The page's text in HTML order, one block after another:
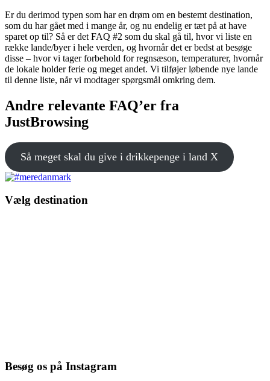
Er du derimod typen som har en drøm om en bestemt destination,
som du har gået med i mange år, og nu endelig er tæt på at have
sparet op til? Så er det FAQ #2 som du skal gå til, hvor vi liste en
række lande/byer i hele verden, og hvornår det er bedst at besøge
disse – hvor vi tager forbehold for regnsæson, temperaturer, hvornår
de lokale holder ferie og meget andet. Vi tilføjer løbende nye lande
til denne liste, når vi modtager spørgsmål omkring dem.
Andre relevante FAQ’er fra
JustBrowsing
Så meget skal du give i drikkepenge i land X
Vælg destination
Besøg os på Instagram